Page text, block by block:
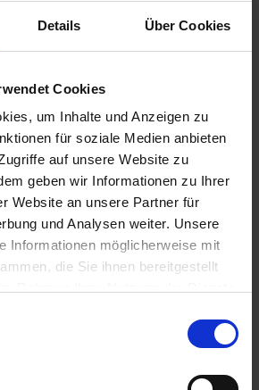
Details Über Cookies
Cookies
um Inhalte und Anzeigen zu
für soziale Medien anbieten
auf unsere Website zu
geben wir Informationen zu Ihrer
Website an unsere Partner für
und Analysen weiter. Unsere
Informationen möglicherweise mit
die Sie ihnen bereitgestellt
mehr
RAT ERFORDERLICH,
KENNZEICHNUNGSETIKETT
mehr